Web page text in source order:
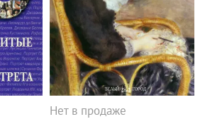
Нет в продаже